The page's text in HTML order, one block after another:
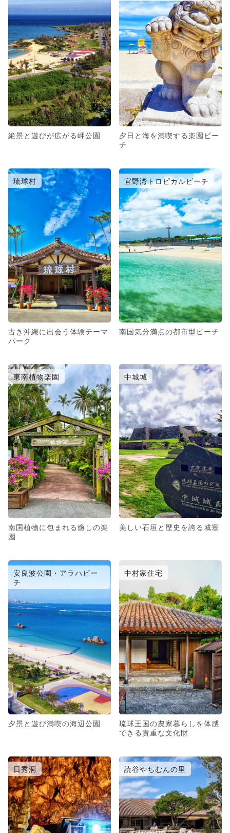
絶景と遊びが広がる岬公園
夕日と海を満喫する楽園ビー
チ
琉球村
古き沖縄に出会う体験テーマ
パーク
宜野湾トロピカルビーチ
南国気分満点の都市型ビーチ
東南植物楽園
南国植物に包まれる癒しの楽
園
中城城
美しい石垣と歴史を誇る城塞
安良波公園・アラハビー
チ
夕景と遊び満喫の海辺公園
中村家住宅
琉球王国の農家暮らしを体感
できる貴重な文化財
日秀洞 読谷やちむんの里